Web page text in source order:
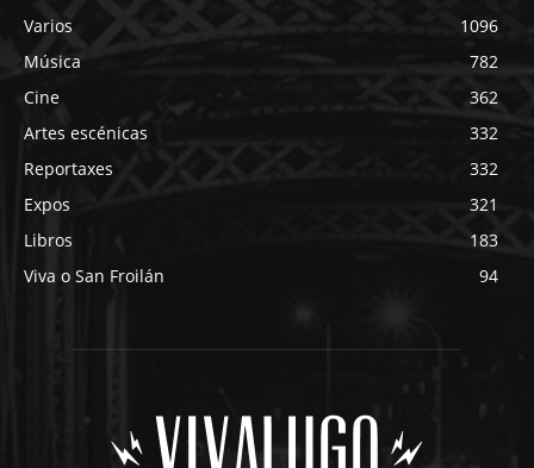
Varios
1096
Música
782
Cine
362
Artes escénicas
332
Reportaxes
332
Expos
321
Libros
183
Viva o San Froilán
94